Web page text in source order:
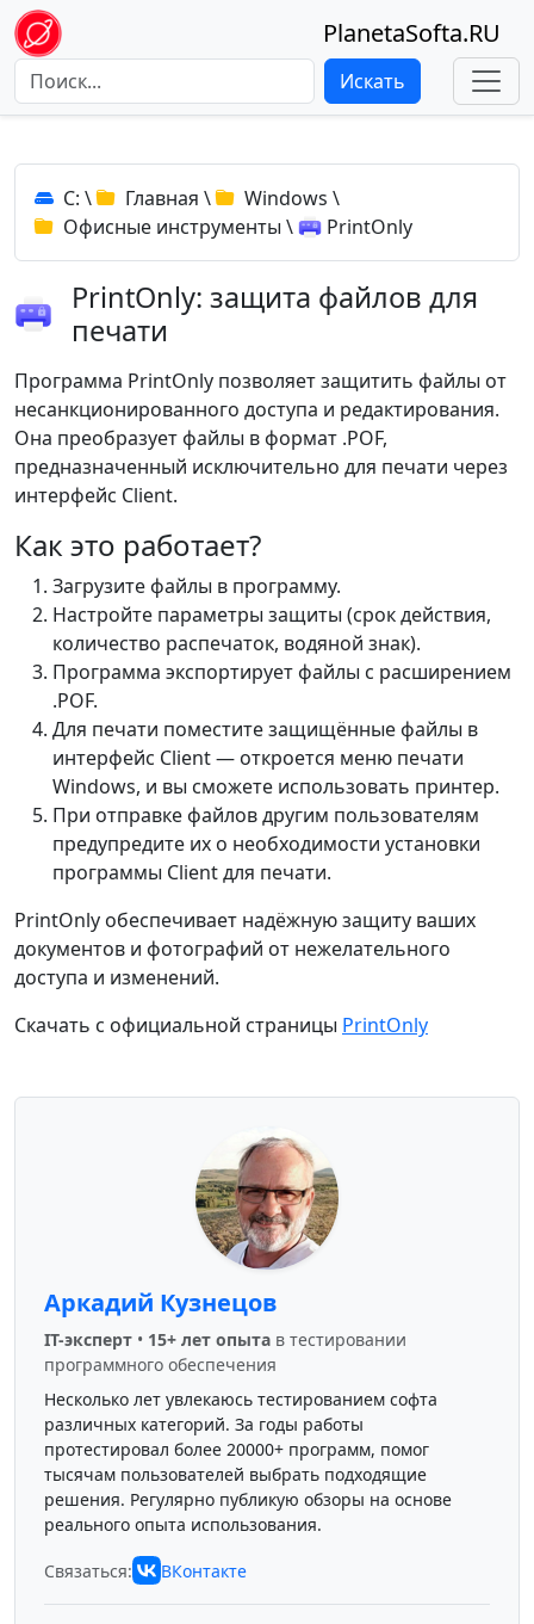
PlanetaSofta.RU
Искать
C: \ Главная \ Windows \
Офисные инструменты \ PrintOnly
PrintOnly: защита файлов для
печати
Программа PrintOnly позволяет защитить файлы от
несанкционированного доступа и редактирования.
Она преобразует файлы в формат .POF,
предназначенный исключительно для печати через
интерфейс Client.
Как это работает?
Загрузите файлы в программу.
Настройте параметры защиты (срок действия,
количество распечаток, водяной знак).
Программа экспортирует файлы с расширением
.POF.
Для печати поместите защищённые файлы в
интерфейс Client — откроется меню печати
Windows, и вы сможете использовать принтер.
При отправке файлов другим пользователям
предупредите их о необходимости установки
программы Client для печати.
PrintOnly обеспечивает надёжную защиту ваших
документов и фотографий от нежелательного
доступа и изменений.
Скачать с официальной страницы PrintOnly
Аркадий Кузнецов
IT-эксперт • 15+ лет опыта в тестировании
программного обеспечения
Несколько лет увлекаюсь тестированием софта
различных категорий. За годы работы
протестировал более 20000+ программ, помог
тысячам пользователей выбрать подходящие
решения. Регулярно публикую обзоры на основе
реального опыта использования.
Связаться: ВКонтакте